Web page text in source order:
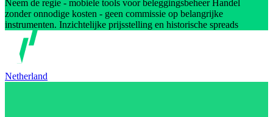
Neem de regie - mobiele tools voor beleggingsbeheer Handel
zonder onnodige kosten - geen commissie op belangrijke
instrumenten. Inzichtelijke prijsstelling en historische spreads
Netherland